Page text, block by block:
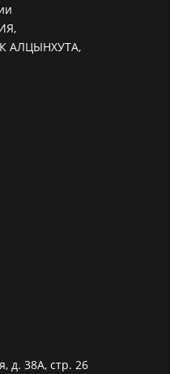
АЛЦЫНХУТА,
д. 38А, стр. 26